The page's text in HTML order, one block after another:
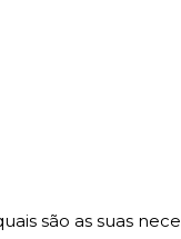
são as suas